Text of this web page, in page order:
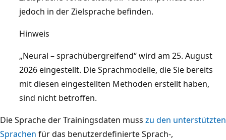
jedoch in der Zielsprache befinden.
Hinweis
„Neural – sprachübergreifend“ wird am 25. August
2026 eingestellt. Die Sprachmodelle, die Sie bereits
mit diesen eingestellten Methoden erstellt haben,
sind nicht betroffen.
Die Sprache der Trainingsdaten muss zu den unterstützten
Sprachen für das benutzerdefinierte Sprach-,